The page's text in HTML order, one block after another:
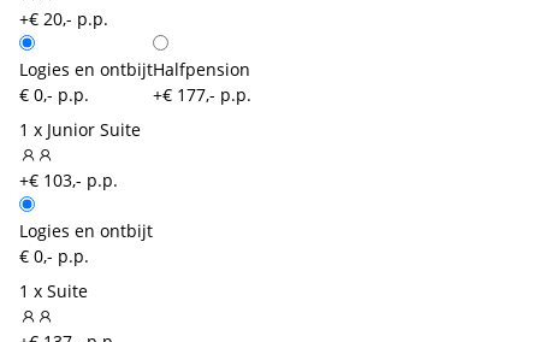
+€ 20,- p.p.
Logies en ontbijt
€ 0,- p.p.
Halfpension
+€ 177,- p.p.
1 x Junior Suite
+€ 103,- p.p.
Logies en ontbijt
€ 0,- p.p.
1 x Suite